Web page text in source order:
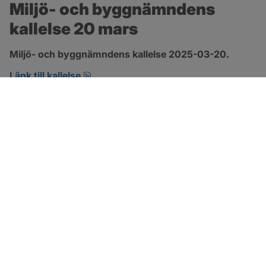
Miljö- och byggnämndens
kallelse 20 mars
Miljö- och byggnämndens kallelse 2025-03-20.
Länk till kallelse
pdf, 159.9 kB, öppnas i nytt fönster.